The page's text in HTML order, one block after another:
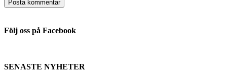
Följ oss på Facebook
SENASTE NYHETER